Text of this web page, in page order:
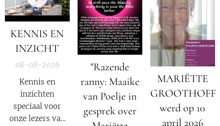
KENNIS EN
INZICHT
08-08-2026
Kennis en
inzichten
speciaal voor
onze lezers van
"Razende
ranny: Maaike
van Poelje in
gesprek over
MARIËTTE
GROOTHOFF
werd op 10
april 2026